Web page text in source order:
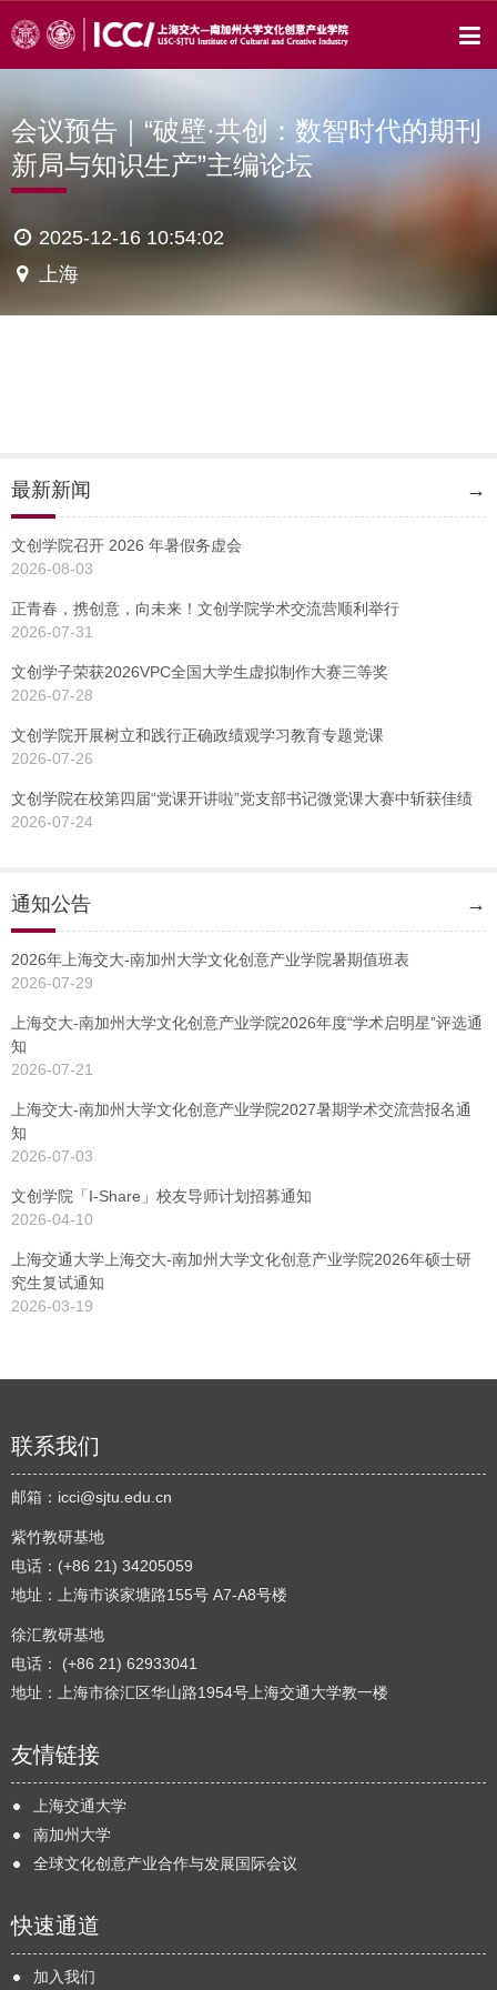
会议预告｜“破壁·共创：数智时代的期刊
新局与知识生产”主编论坛
2025-12-16 10:54:02
上海
最新新闻 →
文创学院召开 2026 年暑假务虚会
2026-08-03
正青春，携创意，向未来！文创学院学术交流营顺利举行
2026-07-31
文创学子荣获2026VPC全国大学生虚拟制作大赛三等奖
2026-07-28
文创学院开展树立和践行正确政绩观学习教育专题党课
2026-07-26
文创学院在校第四届“党课开讲啦”党支部书记微党课大赛中斩获佳绩
2026-07-24
通知公告 →
2026年上海交大-南加州大学文化创意产业学院暑期值班表
2026-07-29
上海交大-南加州大学文化创意产业学院2026年度“学术启明星”评选通
知
2026-07-21
上海交大-南加州大学文化创意产业学院2027暑期学术交流营报名通
知
2026-07-03
文创学院「I-Share」校友导师计划招募通知
2026-04-10
上海交通大学上海交大-南加州大学文化创意产业学院2026年硕士研
究生复试通知
2026-03-19
联系我们
邮箱： icci@sjtu.edu.cn
紫竹教研基地
电话：(+86 21) 34205059
地址：上海市谈家塘路155号 A7-A8号楼
徐汇教研基地
电话： (+86 21) 62933041
地址：上海市徐汇区华山路1954号上海交通大学教一楼
友情链接
上海交通大学
南加州大学
全球文化创意产业合作与发展国际会议
快速通道
加入我们